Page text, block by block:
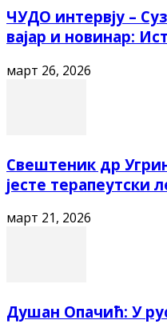
ЧУДО интервју –
вајар и новинар:
март 26, 2026
Свештеник др
јесте терапеутски
март 21, 2026
Душан Опачић: У